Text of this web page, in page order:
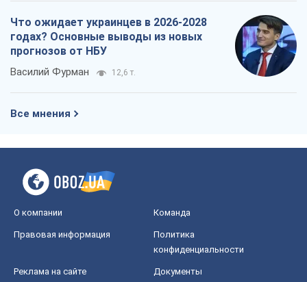
Что ожидает украинцев в 2026-2028
годах? Основные выводы из новых
прогнозов от НБУ
Василий Фурман 12,6 т.
Все мнения
О компании Команда
Правовая информация
Политика
конфиденциальности
Реклама на сайте Документы